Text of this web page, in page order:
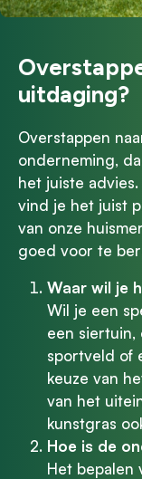
uitdaging?
Overstappen
onderneming,
het juiste
vind je het juist
van onze
goed voor te
Waar wil je
Wil je een
een siertuin,
sportveld of
keuze van
van het
kunstgras
Hoe is de
Het bepalen